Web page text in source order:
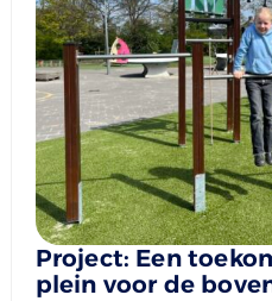
Project: Een
plein voor de